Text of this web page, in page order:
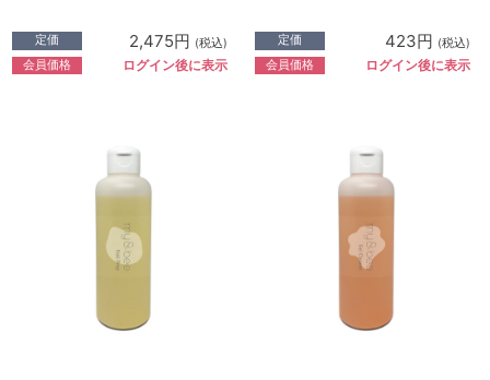
定価 2,475円 (税込)
会員価格 ログイン後に表示
定価 423円 (税込)
会員価格 ログイン後に表示